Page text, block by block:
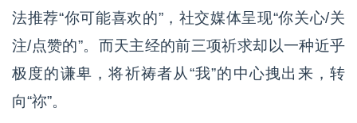
法推荐“你可能喜欢的”，社交媒体呈现“你关心/关
注/点赞的”。而天主经的前三项祈求却以一种近乎
极度的谦卑，将祈祷者从“我”的中心拽出来，转
向“祢”。